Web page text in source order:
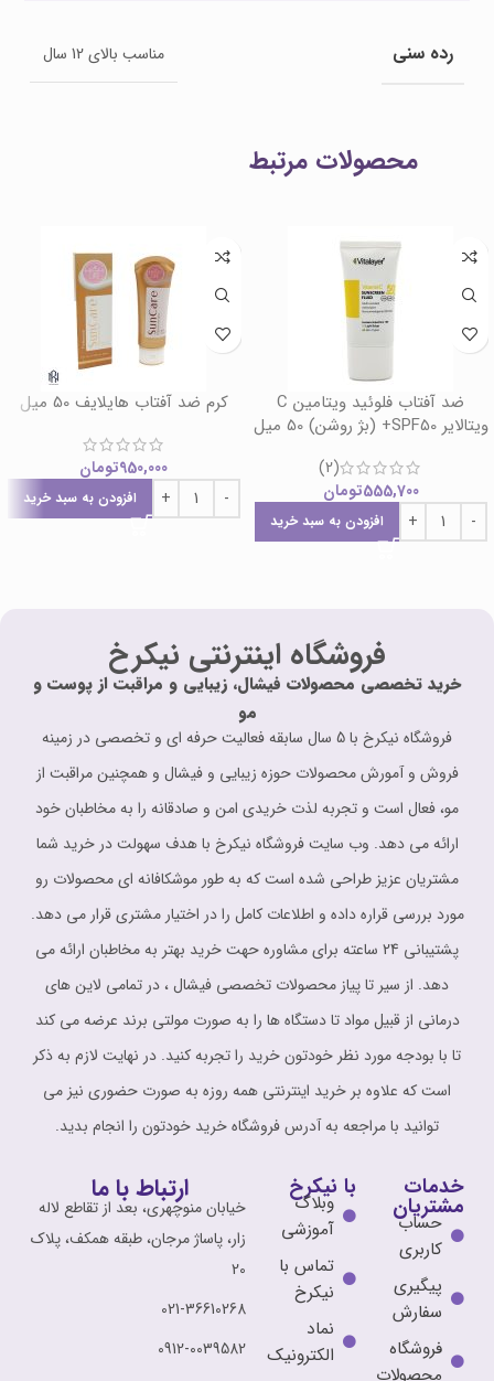
رده سنی مناسب بالای 12 سال
محصولات مرتبط
ضد آفتاب فلوئید ویتامین C
ویتالایر SPF50+ (بژ روشن) 50 میل
(2)
555,700تومان
افزودن به سبد خرید
کرم ضد آفتاب هایلایف 50 میل
950,000تومان
افزودن به سبد خرید
فروشگاه اینترنتی نیکرخ
خرید تخصصی محصولات فیشال، زیبایی و مراقبت از پوست و
مو
فروشگاه نیکرخ با 5 سال سابقه فعالیت حرفه ای و تخصصی در زمینه
فروش و آمورش محصولات حوزه زیبایی و فیشال و همچنین مراقبت از
مو، فعال است و تجربه لذت خریدی امن و صادقانه را به مخاطبان خود
ارائه می دهد. وب سایت فروشگاه نیکرخ با هدف سهولت در خرید شما
مشتریان عزیز طراحی شده است که به طور موشکافانه ای محصولات رو
مورد بررسی قراره داده و اطلاعات کامل را در اختیار مشتری قرار می دهد.
پشتیبانی 24 ساعته برای مشاوره حهت خرید بهتر به مخاطبان ارائه می
دهد. از سیر تا پیاز محصولات تخصصی فیشال ، در تمامی لاین های
درمانی از قبیل مواد تا دستگاه ها را به صورت مولتی برند عرضه می کند
تا با بودجه مورد نظر خودتون خرید را تجربه کنید. در نهایت لازم به ذکر
است که علاوه بر خرید اینترنتی همه روزه به صورت حضوری نیز می
توانید با مراجعه به آدرس فروشگاه خرید خودتون را انجام بدید.
خدمات
مشتریان
حساب
کاربری
پیگیری
سفارش
فروشگاه
محصولات
با نیکرخ
وبلاگ
آموزشی
تماس با
نیکرخ
نماد
الکترونیک
ارتباط با ما
خیابان منوچهری، بعد از تقاطع لاله
زار، پاساژ مرجان، طبقه همکف، پلاک
20
021-36610268
0912-0039582